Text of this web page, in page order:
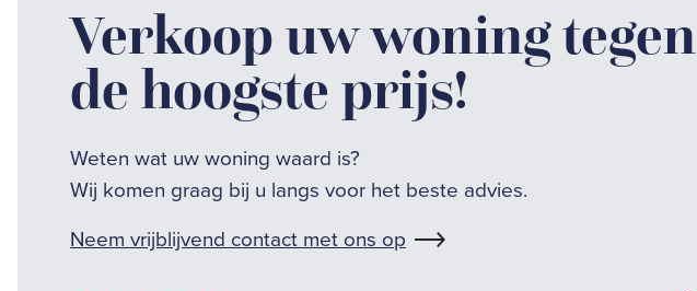
Verkoop uw woning tegen
de hoogste prijs!
Weten wat uw woning waard is?
Wij komen graag bij u langs voor het beste advies.
Neem vrijblijvend contact met ons op